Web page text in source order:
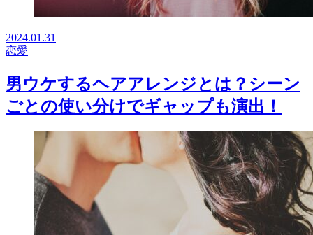
2024.01.31
恋愛
男ウケするヘアアレンジとは？シーン
ごとの使い分けでギャップも演出！